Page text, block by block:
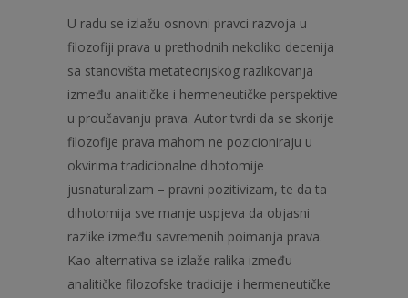
U radu se izlažu osnovni pravci razvoja u
filozofiji prava u prethodnih nekoliko decenija
sa stanovišta metateorijskog razlikovanja
između analitičke i hermeneutičke perspektive
u proučavanju prava. Autor tvrdi da se skorije
filozofije prava mahom ne pozicioniraju u
okvirima tradicionalne dihotomije
jusnaturalizam – pravni pozitivizam, te da ta
dihotomija sve manje uspjeva da objasni
razlike između savremenih poimanja prava.
Kao alternativa se izlaže ralika između
analitičke filozofske tradicije i hermeneutičke